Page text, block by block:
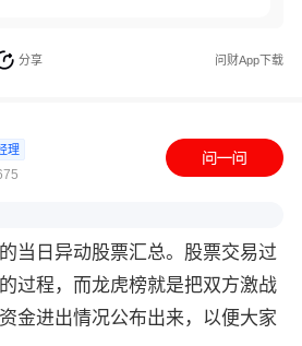
分享 问财App下载
理
当日异动股票汇总。股票交易过
过程，而龙虎榜就是把双方激战
金进出情况公布出来，以便大家